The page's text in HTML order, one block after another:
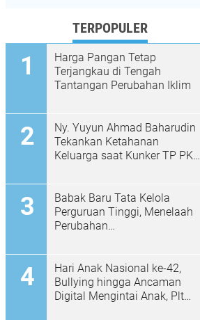
TERPOPULER
Harga Pangan Tetap
Terjangkau di Tengah
Tantangan Perubahan Iklim
Ny. Yuyun Ahmad Baharudin
Tekankan Ketahanan
Keluarga saat Kunker TP PKK
Babak Baru Tata Kelola
Perguruan Tinggi, Menelaah
Perubahan
Hari Anak Nasional ke-42,
Bullying hingga Ancaman
Digital Mengintai Anak, Plt